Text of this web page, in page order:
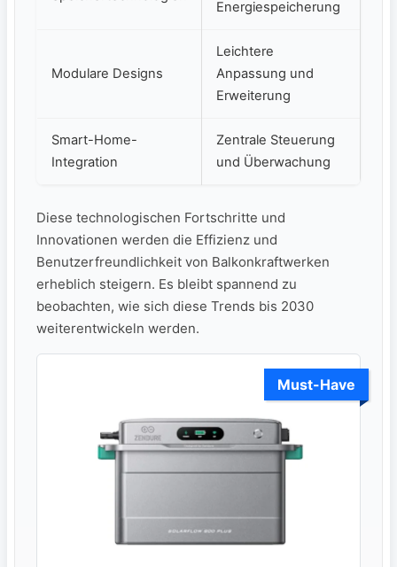
Energiespeicherung
Modulare Designs
Leichtere
Anpassung und
Erweiterung
Smart-Home-
Integration
Zentrale Steuerung
und Überwachung
Diese technologischen Fortschritte und
Innovationen werden⁣ die Effizienz und​
Benutzerfreundlichkeit von Balkonkraftwerken
erheblich steigern. Es bleibt spannend zu
beobachten, wie sich diese Trends bis 2030
weiterentwickeln werden.
Must-Have